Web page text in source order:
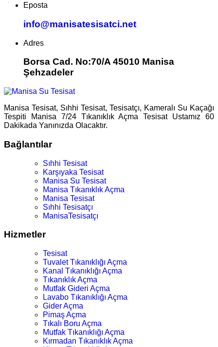
Eposta
info@manisatesisatci.net
Adres
Borsa Cad. No:70/A 45010 Manisa
Şehzadeler
Manisa Tesisat, Sıhhi Tesisat, Tesisatçı, Kameralı Su Kaçağı
Tespiti Manisa 7/24 Tıkanıklık Açma Tesisat Ustamız 60
Dakikada Yanınızda Olacaktır.
Bağlantılar
Sıhhi Tesisat
Karşıyaka Tesisat
Manisa Su Tesisat
Manisa Tıkanıklık Açma
Manisa Tesisat
Sıhhi Tesisatçı
ManisaTesisatçı
Hizmetler
Tesisat
Tuvalet Tıkanıklığı Açma
Kanal Tıkanıklığı Açma
Tıkanıklık Açma
Mutfak Gideri Açma
Lavabo Tıkanıklığı Açma
Gider Açma
Pimaş Açma
Tıkalı Boru Açma
Mutfak Tıkanıklığı Açma
Kırmadan Tıkanıklık Açma